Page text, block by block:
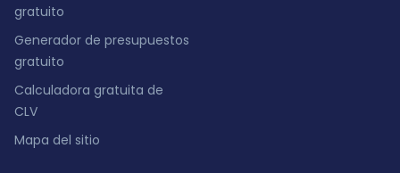
gratuito
Generador de presupuestos
gratuito
Calculadora gratuita de
CLV
Mapa del sitio